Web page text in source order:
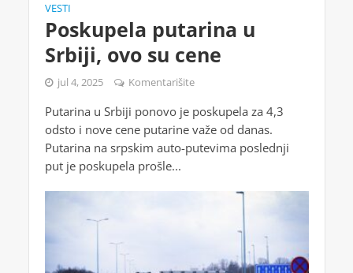
VESTI
Poskupela putarina u
Srbiji, ovo su cene
jul 4, 2025 Komentarišite
Putarina u Srbiji ponovo je poskupela za 4,3
odsto i nove cene putarine važe od danas.
Putarina na srpskim auto-putevima poslednji
put je poskupela prošle...